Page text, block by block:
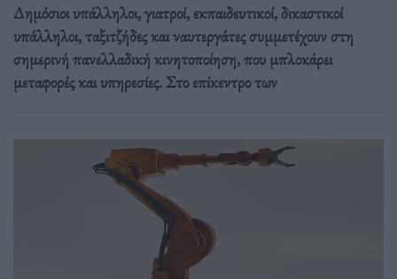
Δημόσιοι υπάλληλοι, γιατροί, εκπαιδευτικοί, δικαστικοί
υπάλληλοι, ταξιτζήδες και ναυτεργάτες συμμετέχουν στη
σημερινή πανελλαδική κινητοποίηση, που μπλοκάρει
μεταφορές και υπηρεσίες. Στο επίκεντρο των